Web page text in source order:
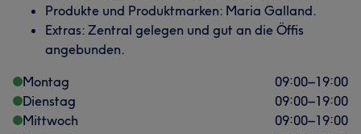
Produkte und Produktmarken: Maria Galland.
Extras: Zentral gelegen und gut an die Öffis
angebunden.
Montag
09:00–19:00
Dienstag
09:00–19:00
Mittwoch
09:00–19:00